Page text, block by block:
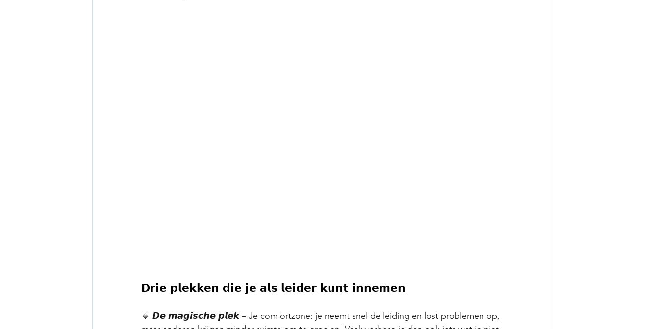
𝗗𝗿𝗶𝗲 𝗽𝗹𝗲𝗸𝗸𝗲𝗻 𝗱𝗶𝗲 𝗷𝗲 𝗮𝗹𝘀 𝗹𝗲𝗶𝗱𝗲𝗿 𝗸𝘂𝗻𝘁 𝗶𝗻𝗻𝗲𝗺𝗲𝗻
🔹 𝘿𝙚 𝙢𝙖𝙜𝙞𝙨𝙘𝙝𝙚 𝙥𝙡𝙚𝙠 – Je comfortzone: je neemt snel de leiding en lost problemen op,